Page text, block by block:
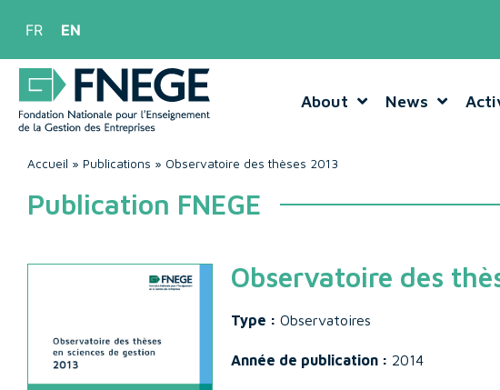
FR EN
About News
Accueil » Publications » Observatoire des thèses 2013
Publication FNEGE
Observatoire des
Type : Observatoires
Année de publication : 2014